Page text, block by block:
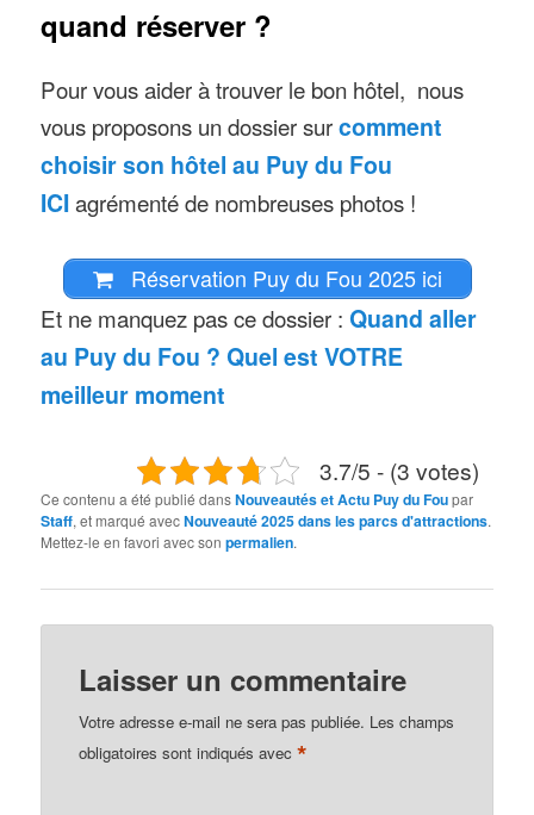
quand réserver ?
Pour vous aider à trouver le bon hôtel, nous
vous proposons un dossier surcomment
choisir son hôtel au Puy du Fou
ICIagrémenté de nombreuses photos !
Réservation Puy du Fou 2025 ici
Et ne manquez pas ce dossier :Quand aller
au Puy du Fou ? Quel est VOTRE
meilleur moment
3.7/5 - (3 votes)
Ce contenu a été publié dansNouveautés et Actu Puy du Foupar
Staff, et marqué avecNouveauté 2025 dans les parcs d'attractions.
Mettez-le en favori avec sonpermalien.
Laisser un commentaire
Votre adresse e-mail ne sera pas publiée. Les champs
obligatoires sont indiqués avec *